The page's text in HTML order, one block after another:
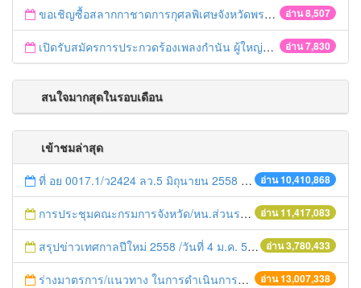
อ่าน 8,507
ขอเชิญซื้อสลากกาชาดการกุศลพิเศษจังหวัดพระนครศรีอยุธยา 2560
อ่าน 7,830
เปิดรับสมัครการประกวดร้องเพลงกำนัน ผู้ใหญ่บ้าน ฯลฯ
สนใจมากสุดในรอบเดือน
เข้าชมล่าสุด
อ่าน 10,410,868
ที่ อย 0017.1/ว2424 ลว.5 มิถุนายน 2558 เรื่อง แจ้งกำหนดตรวจประเมินและให้คะแนนหน่วยงานที่สมัครเข้าร่วมโครงการพัฒนาหน่วยงานต้นแบบในการจัดตั้งศูนย์ข้อมูลข่าวสารของราชการฯ ประจำปีงบประมาณ พ.ศ. 2558
อ่าน 11,417,083
การประชุมคณะกรมการจังหวัด/หน.ส่วนราชการประจำเดือน มิถุนายน 2558
อ่าน 3,780,433
สรุปข่าวเทศกาลปีใหม่ 2558 /วันที่ 4 ม.ค. 58
อ่าน 13,007,338
ร่างมาตรการ/แนวทาง ในการดำเนินการประกอบการตรวจราชการแบบบูรณาการ